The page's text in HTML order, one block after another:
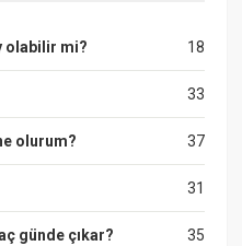
18
olabilir mi?
33
37
olurum?
31
35
günde çıkar?